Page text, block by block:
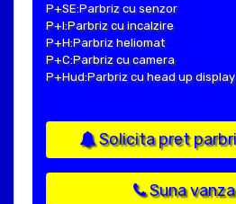
P+SE:Parbriz cu senzor
P+I:Parbriz cu incalzire
P+H:Parbriz heliomat
P+C:Parbriz cu camera
P+Hud:Parbriz cu head up display
Solicita pret
Suna